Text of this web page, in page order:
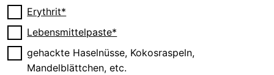
▢
Erythrit*
▢Lebensmittelpaste*
▢
gehackte Haselnüsse, Kokosraspeln,
Mandelblättchen, etc.